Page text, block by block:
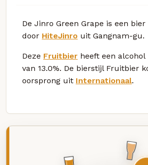
De Jinro Green Grape is een
door HiteJinro uit Gangnam-gu.
Deze Fruitbier heeft een alcohol
van 13.0%. De bierstijl Fruitbier
oorsprong uit Internationaal.